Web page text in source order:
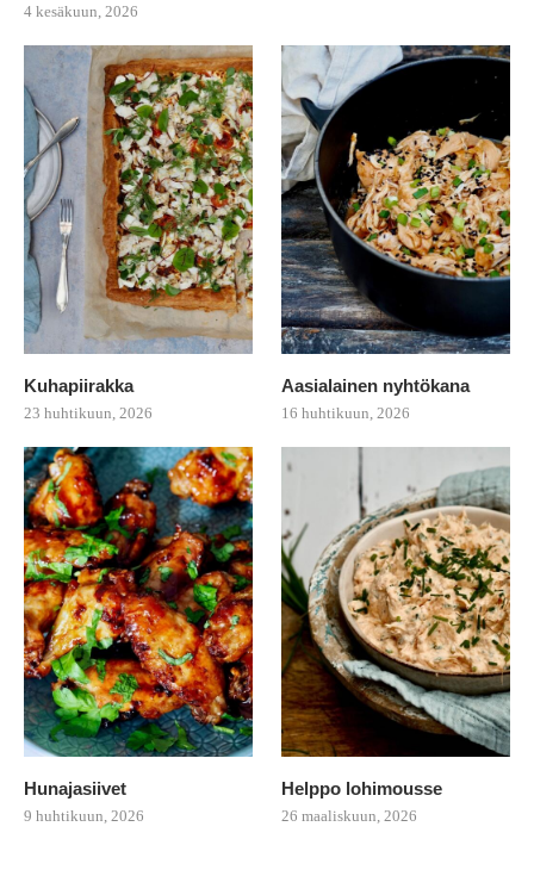
4 kesäkuun, 2026
Kuhapiirakka
23 huhtikuun, 2026
Aasialainen nyhtökana
16 huhtikuun, 2026
Hunajasiivet
9 huhtikuun, 2026
Helppo lohimousse
26 maaliskuun, 2026